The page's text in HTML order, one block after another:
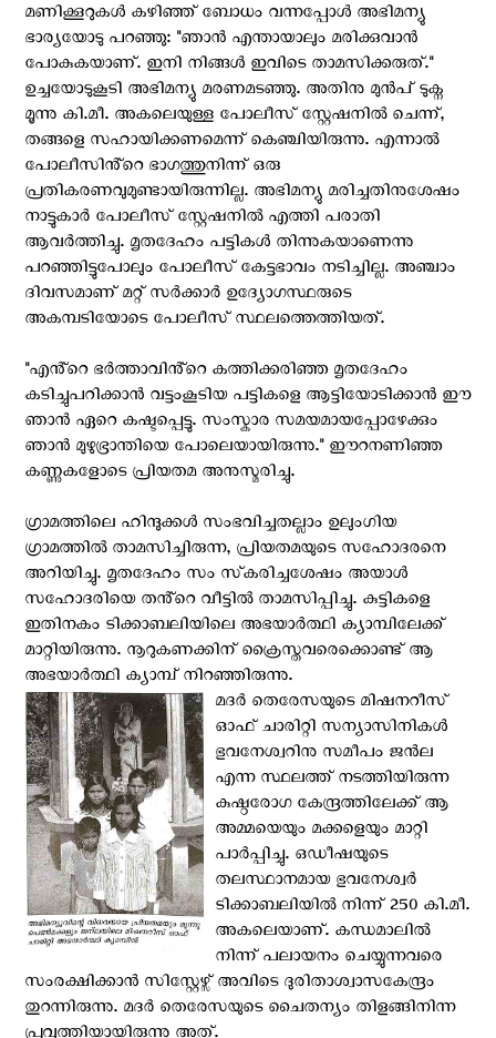
മണിക്കൂറുകൾ കഴിഞ്ഞ് ബോധം വന്നപ്പോൾ അഭിമന്യു
ഭാര്യയോടു പറഞ്ഞു: "ഞാൻ എന്തായാലും മരിക്കുവാൻ
പോകുകയാണ്. ഇനി നിങ്ങൾ ഇവിടെ താമസിക്കരുത്."
ഉച്ചയോടുകൂടി അഭിമന്യു മരണമടഞ്ഞു. അതിനു മുൻപ് ടുക്ന
മൂന്നു കി.മീ. അകലെയുള്ള പോലീസ് സ്റ്റേഷനിൽ ചെന്ന്,
തങ്ങളെ സഹായിക്കണമെന്ന് കെഞ്ചിയിരുന്നു. എന്നാൽ
പോലീസിൻ്റെ ഭാഗത്തുനിന്ന് ഒരു
പ്രതികരണവുമുണ്ടായിരുന്നില്ല. അഭിമന്യു മരിച്ചതിനുശേഷം
നാട്ടുകാർ പോലീസ് സ്റ്റേഷനിൽ എത്തി പരാതി
ആവർത്തിച്ചു. മൃതദേഹം പട്ടികൾ തിന്നുകയാണെന്നു
പറഞ്ഞിട്ടുപോലും പോലീസ് കേട്ടഭാവം നടിച്ചില്ല. അഞ്ചാം
ദിവസമാണ് മറ്റ് സർക്കാർ ഉദ്യോഗസ്ഥരുടെ
അകമ്പടിയോടെ പോലീസ് സ്ഥലത്തെത്തിയത്.
"എൻ്റെ ഭർത്താവിൻ്റെ കത്തിക്കരിഞ്ഞ മൃതദേഹം
കടിച്ചുപറിക്കാൻ വട്ടംകൂടിയ പട്ടികളെ ആട്ടിയോടിക്കാൻ ഈ
ഞാൻ ഏറെ കഷ്ടപ്പെട്ടു. സംസ്കാര സമയമായപ്പോഴേക്കും
ഞാൻ മുഴുഭ്രാന്തിയെ പോലെയായിരുന്നു." ഈറനണിഞ്ഞ
കണ്ണുകളോടെ പ്രിയതമ അനുസ്മരിച്ചു.
ഗ്രാമത്തിലെ ഹിന്ദുക്കൾ സംഭവിച്ചതല്ലാം ഉലുംഗിയ
ഗ്രാമത്തിൽ താമസിച്ചിരുന്ന, പ്രിയതമയുടെ സഹോദരനെ
അറിയിച്ചു. മൃതദേഹം സം സ്‌കരിച്ചശേഷം അയാൾ
സഹോദരിയെ തൻ്റെ വീട്ടിൽ താമസിപ്പിച്ചു. കുട്ടികളെ
ഇതിനകം ടിക്കാബലിയിലെ അഭയാർത്ഥി ക്യാമ്പിലേക്ക്
മാറ്റിയിരുന്നു. നൂറുകണക്കിന് ക്രൈസ്തവരെക്കൊണ്ട് ആ
അഭയാർത്ഥി ക്യാമ്പ് നിറഞ്ഞിരുന്നു.
മദർ തെരേസയുടെ മിഷനറീസ്
ഓഫ് ചാരിറ്റി സന്യാസിനികൾ
ഭുവനേശ്വറിനു സമീപം ജൻല
എന്ന സ്ഥലത്ത് നടത്തിയിരുന്ന
കുഷ്ഠരോഗ കേന്ദ്രത്തിലേക്ക് ആ
അമ്മയെയും മക്കളെയും മാറ്റി
പാർപ്പിച്ചു. ഒഡീഷയുടെ
തലസ്ഥാനമായ ഭുവനേശ്വർ
ടിക്കാബലിയിൽ നിന്ന് 250 കി.മീ.
അകലെയാണ്. കന്ധമാലിൽ
നിന്ന് പലായനം ചെയ്യുന്നവരെ
സംരക്ഷിക്കാൻ സിസ്റ്റേഴ്സ് അവിടെ ദുരിതാശ്വാസകേന്ദ്രം
തുറന്നിരുന്നു. മദർ തെരേസയുടെ ചൈതന്യം തിളങ്ങിനിന്ന